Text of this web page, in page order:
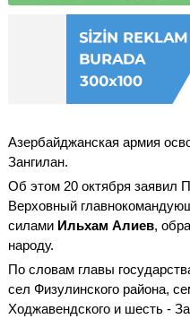
Азербайджанская армия
Зангилан.
Об этом 20 октября заявил
Верховный
силами Ильхам Алиев,
народу.
По словам главы
сел Физулинского района,
Ходжавендского и шесть -